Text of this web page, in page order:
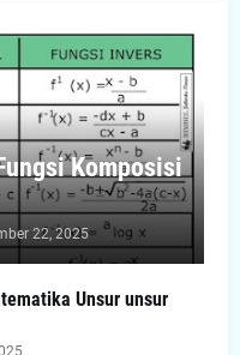
Komposisi
22, 2025
Unsur unsur